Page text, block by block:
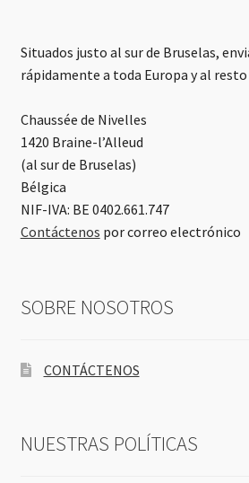
Situados justo al sur de Bruselas,
rápidamente a toda Europa y al
Chaussée de Nivelles
1420 Braine-l’Alleud
(al sur de Bruselas)
Bélgica
NIF-IVA: BE 0402.661.747
Contáctenos por correo electrónico
SOBRE NOSOTROS
CONTÁCTENOS
NUESTRAS POLÍTICAS